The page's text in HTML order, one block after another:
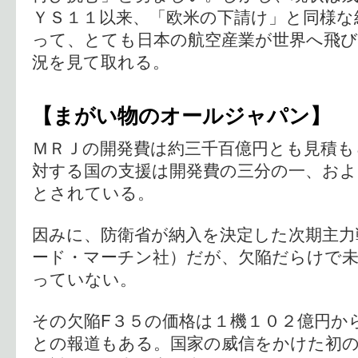
ＹＳ１１以来、「欧米の下請け」と同様
って、とても日本の航空産業が世界へ飛
況を見て取れる。
【まがい物のオールジャパン】
ＭＲＪの開発費は約三千百億円とも見積
対する国の支援は開発費の三分の一、お
とされている。
因みに、防衛省が納入を決定した次期主
ード・マーチン社）だが、欠陥だらけで
っていない。
その欠陥F３５の価格は１機１０２億円か
との報道もある。国家の威信をかけた初